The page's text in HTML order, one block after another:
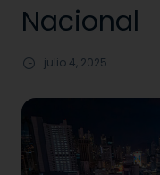
Nacional
julio 4, 2025